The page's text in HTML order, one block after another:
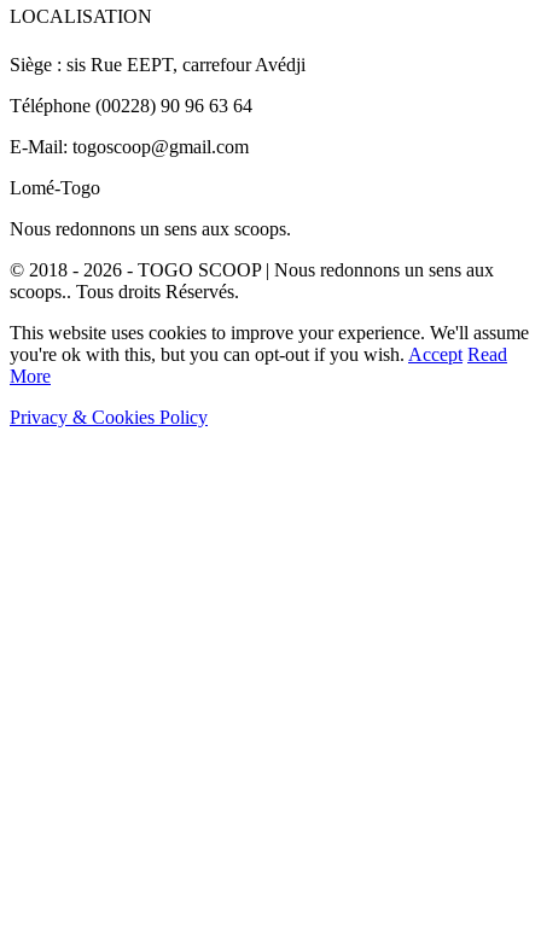
LOCALISATION
Siège : sis Rue EEPT, carrefour Avédji
Téléphone (00228) 90 96 63 64
E-Mail: togoscoop@gmail.com
Lomé-Togo
Nous redonnons un sens aux scoops.
© 2018 - 2026 - TOGO SCOOP | Nous redonnons un sens aux
scoops.. Tous droits Réservés.
This website uses cookies to improve your experience. We'll assume
you're ok with this, but you can opt-out if you wish. Accept Read
More
Privacy & Cookies Policy